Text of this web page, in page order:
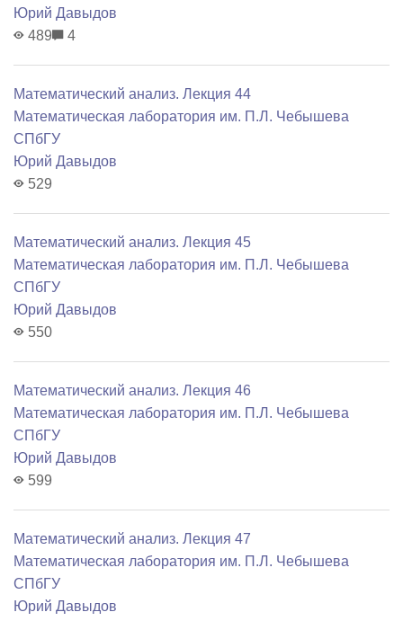
Юрий Давыдов
489
4
Математический анализ. Лекция 44
Математичеcкая лаборатория им. П.Л. Чебышева
СПбГУ
Юрий Давыдов
529
Математический анализ. Лекция 45
Математичеcкая лаборатория им. П.Л. Чебышева
СПбГУ
Юрий Давыдов
550
Математический анализ. Лекция 46
Математичеcкая лаборатория им. П.Л. Чебышева
СПбГУ
Юрий Давыдов
599
Математический анализ. Лекция 47
Математичеcкая лаборатория им. П.Л. Чебышева
СПбГУ
Юрий Давыдов